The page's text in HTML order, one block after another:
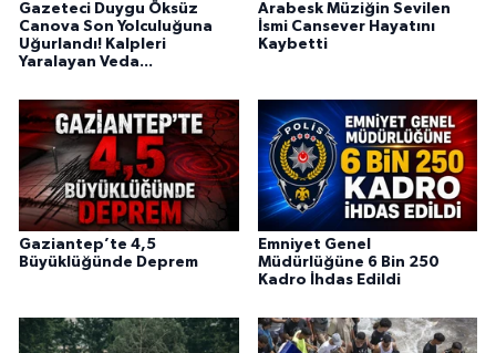
Gazeteci Duygu Öksüz
Canova Son Yolculuğuna
Uğurlandı! Kalpleri
Yaralayan Veda...
Arabesk Müziğin Sevilen
İsmi Cansever Hayatını
Kaybetti
Gaziantep’te 4,5
Büyüklüğünde Deprem
Emniyet Genel
Müdürlüğüne 6 Bin 250
Kadro İhdas Edildi